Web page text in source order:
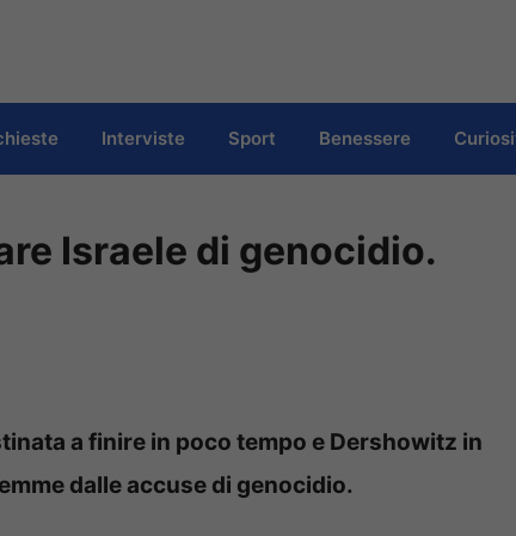
Interviste Sport Benessere
Israele di genocidio.
a finire in poco tempo e Dershowitz in
dalle accuse di genocidio.